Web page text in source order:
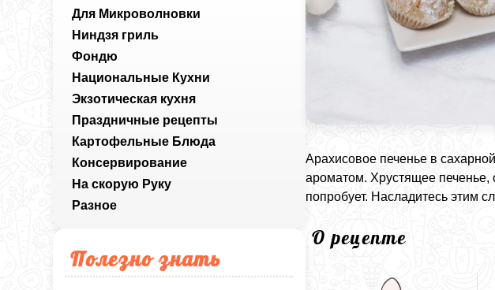
Для Микроволновки
Ниндзя гриль
Фондю
Национальные Кухни
Экзотическая кухня
Праздничные рецепты
Картофельные Блюда
Консервирование
На скорую Руку
Разное
Полезно знать
Арахисовое печенье в
ароматом. Хрустящее печенье,
попробует. Насладитесь этим
О рецепте